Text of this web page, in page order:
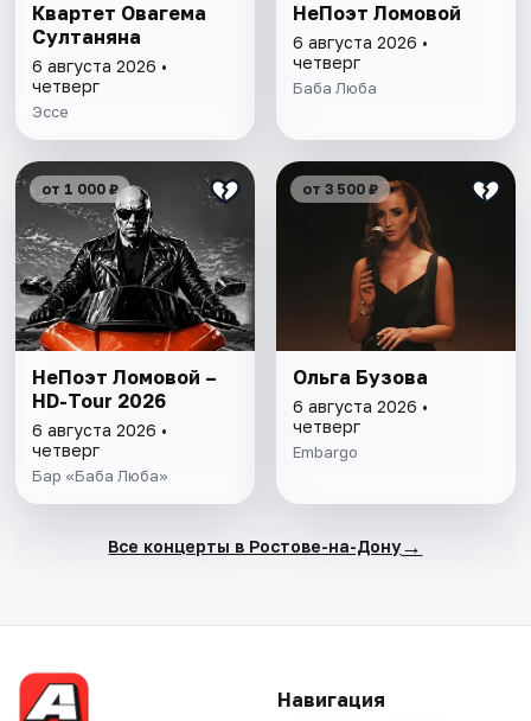
Квартет Овагема
Султаняна
6 августа 2026 •
четверг
Эссе
НеПоэт Ломовой
6 августа 2026 •
четверг
Баба Люба
от 1 000 ₽
НеПоэт Ломовой –
HD-Tour 2026
6 августа 2026 •
четверг
Бар «Баба Люба»
от 3 500 ₽
Ольга Бузова
6 августа 2026 •
четверг
Embargo
Все концерты в Ростове-на-Дону→
Навигация